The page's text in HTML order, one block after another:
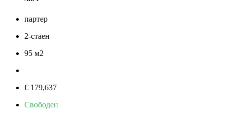
партер
2-стаен
95 м2
€ 179,637
Свободен